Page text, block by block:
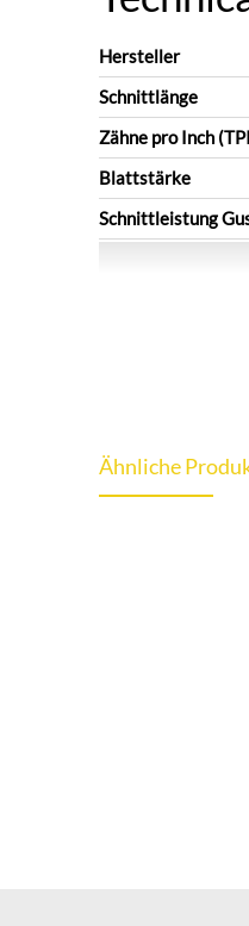
Hersteller
Schnittlänge
Zähne pro Inch
Blattstärke
Schnittleistung
Ähnliche